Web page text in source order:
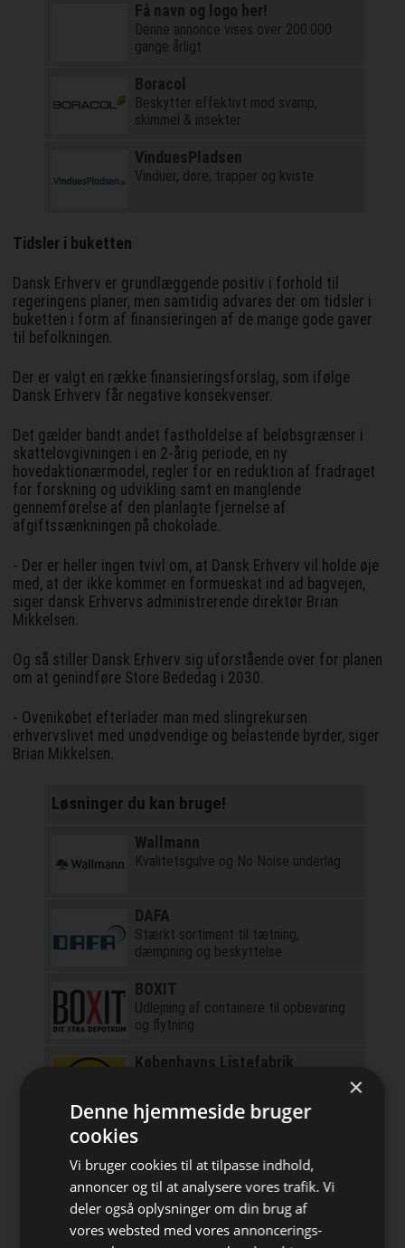
Få navn og logo her!
Denne annonce vises over 200.000
gange årligt
Boracol
Beskytter effektivt mod svamp,
skimmel & insekter
VinduesPladsen
Vinduer, døre, trapper og kviste
Tidsler i buketten
Dansk Erhverv er grundlæggende positiv i forhold til
regeringens planer, men samtidig advares der om tidsler i
buketten i form af finansieringen af de mange gode gaver
til befolkningen.
Der er valgt en række finansieringsforslag, som ifølge
Dansk Erhverv får negative konsekvenser.
Det gælder bandt andet fastholdelse af beløbsgrænser i
skattelovgivningen i en 2-årig periode, en ny
hovedaktionærmodel, regler for en reduktion af fradraget
for forskning og udvikling samt en manglende
gennemførelse af den planlagte fjernelse af
afgiftssænkningen på chokolade.
- Der er heller ingen tvivl om, at Dansk Erhverv vil holde øje
med, at der ikke kommer en formueskat ind ad bagvejen,
siger dansk Erhvervs administrerende direktør Brian
Mikkelsen.
Og så stiller Dansk Erhverv sig uforstående over for planen
om at genindføre Store Bededag i 2030.
- Ovenikøbet efterlader man med slingrekursen
erhvervslivet med unødvendige og belastende byrder, siger
Brian Mikkelsen.
Løsninger du kan bruge!
Wallmann
Kvalitetsgulve og No Noise underlag
DAFA
Stærkt sortiment til tætning,
dæmpning og beskyttelse
BOXIT
Udlejning af containere til opbevaring
og flytning
Københavns Listefabrik
Nyt om Bæredygtighed 1-2026
byggebranchen
Plastmo
Markedsleder inden for tagrender og
×
Denne hjemmeside bruger
cookies
Vi bruger cookies til at tilpasse indhold,
annoncer og til at analysere vores trafik. Vi
deler også oplysninger om din brug af
vores websted med vores annoncerings-